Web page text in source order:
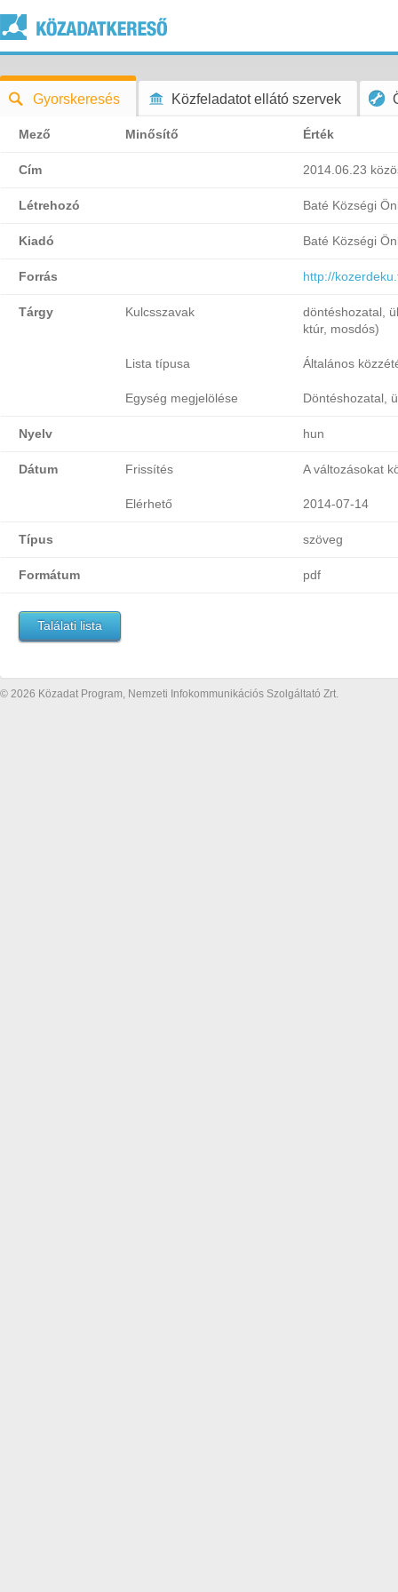
Gyorskeresés Közfeladatot ellátó szervek
Mező Minősítő Érték
Cím 2014.06.23
Létrehozó Baté Községi
Kiadó Baté Községi
Forrás http://
Tárgy Kulcsszavak
döntéshozatal,
ktúr, mosdós)
Lista típusa Általános
Egység megjelölése Döntéshozatal,
Nyelv hun
Dátum Frissítés A változásokat
Elérhető 2014-07-14
Típus szöveg
Formátum pdf
Találati lista
© 2026 Közadat Program, Nemzeti Infokommunikációs Szolgáltató Zrt.